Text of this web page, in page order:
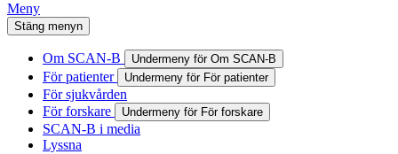
Meny
Stäng menyn
Om SCAN-B Undermeny för Om SCAN-B
För patienter Undermeny för För patienter
För sjukvården
För forskare
Undermeny för För forskare
SCAN-B i media
Lyssna